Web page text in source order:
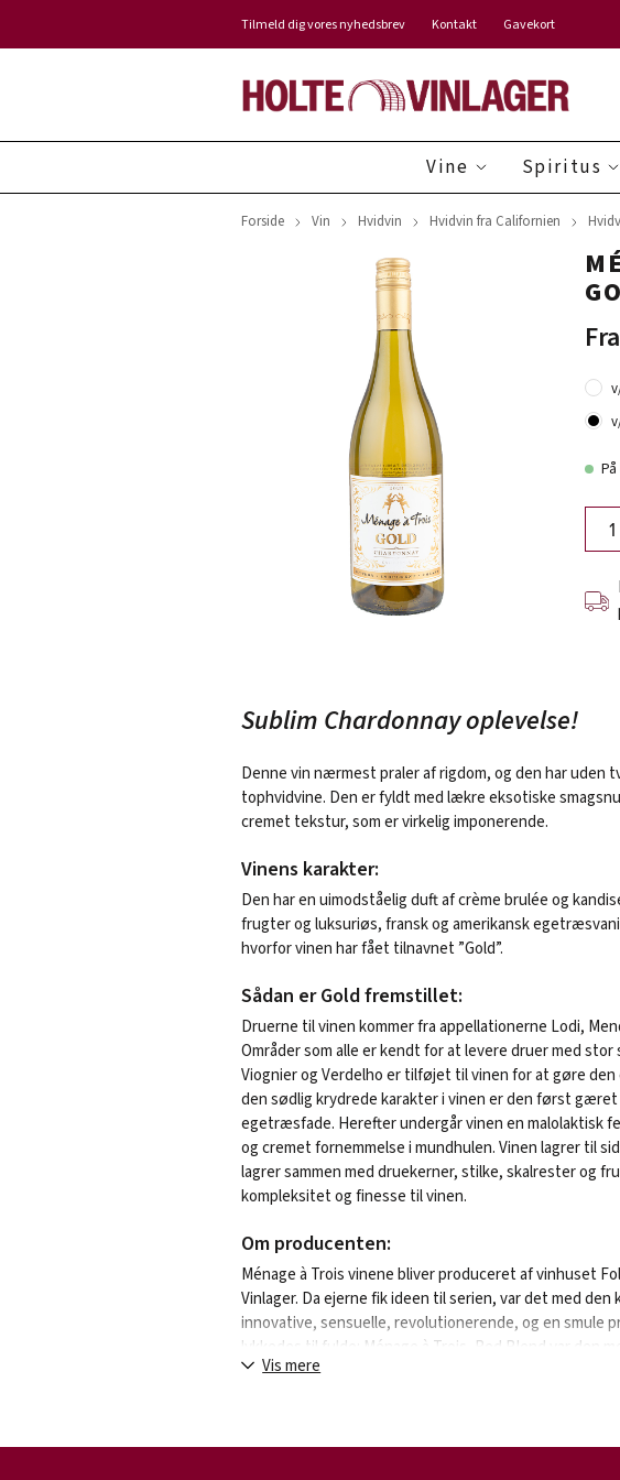
Tilmeld dig vores nyhedsbrev Kontakt Gavekort
Vine Spiritus
Forside Vin Hvidvin Hvidvin fra Californien
Sublim Chardonnay oplevelse!
Denne vin nærmest praler af rigdom, og den har uden
tophvidvine. Den er fyldt med lækre eksotiske
cremet tekstur, som er virkelig imponerende.
Vinens karakter:
Den har en uimodståelig duft af crème brulée og
frugter og luksuriøs, fransk og amerikansk
hvorfor vinen har fået tilnavnet ”Gold”.
Sådan er Gold fremstillet:
Druerne til vinen kommer fra appellationerne Lodi,
Områder som alle er kendt for at levere druer med stor
Viognier og Verdelho er tilføjet til vinen for at gøre
den sødlig krydrede karakter i vinen er den først gæret
egetræsfade. Herefter undergår vinen en malolaktisk
og cremet fornemmelse i mundhulen. Vinen lagrer til
lagrer sammen med druekerner, stilke, skalrester og
kompleksitet og finesse til vinen.
Om producenten:
Ménage à Trois vinene bliver produceret af vinhuset
Vinlager. Da ejerne fik ideen til serien, var det med
innovative, sensuelle, revolutionerende, og en smule
lykkedes til fulde: Ménage à Trois, Red Blend var den
var blev serien kåret til ”Wine Brand of the Year”, i USA!
Vis mere